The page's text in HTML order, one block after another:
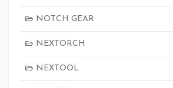
NOTCH GEAR
NEXTORCH
NEXTOOL